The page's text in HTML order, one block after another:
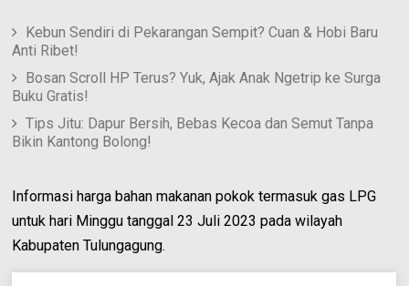
Kebun Sendiri di Pekarangan Sempit? Cuan & Hobi Baru
Anti Ribet!
Bosan Scroll HP Terus? Yuk, Ajak Anak Ngetrip ke Surga
Buku Gratis!
Tips Jitu: Dapur Bersih, Bebas Kecoa dan Semut Tanpa
Bikin Kantong Bolong!
Informasi harga bahan makanan pokok termasuk gas LPG
untuk hari Minggu tanggal 23 Juli 2023 pada wilayah
Kabupaten Tulungagung.